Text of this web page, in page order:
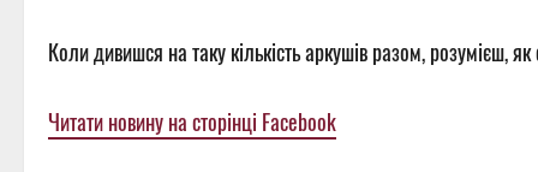
Коли дивишся на таку кількість аркушів разом, розумієш,
Читати новину на сторінці Facebook